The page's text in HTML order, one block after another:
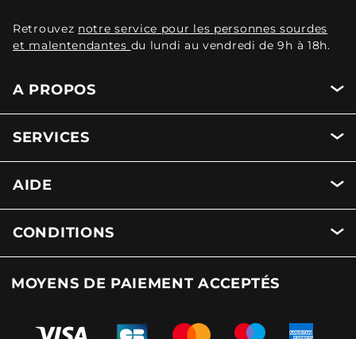
Retrouvez notre service pour les personnes sourdes
et malentendantes du lundi au vendredi de 9h à 18h.
A PROPOS
SERVICES
AIDE
CONDITIONS
MOYENS DE PAIEMENT ACCEPTÉS